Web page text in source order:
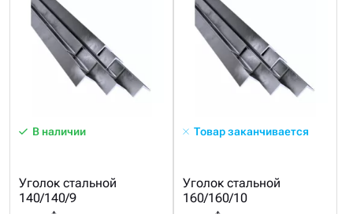
В наличии
Уголок стальной
140/140/9
Товар заканчивается
Уголок стальной
160/160/10